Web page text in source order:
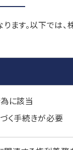
ます。以下では、
に該当
く手続きが必要